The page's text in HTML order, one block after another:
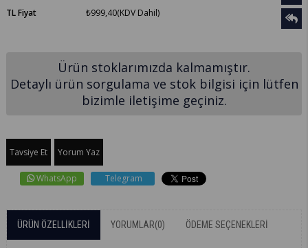
TL Fiyat ₺999,40(KDV Dahil)
Ürün stoklarımızda kalmamıştır.
Detaylı ürün sorgulama ve stok bilgisi için lütfen
bizimle iletişime geçiniz.
Tavsiye Et Yorum Yaz
WhatsApp Telegram
ÜRÜN ÖZELLIKLERI YORUMLAR(0) ÖDEME SEÇENEKLERI